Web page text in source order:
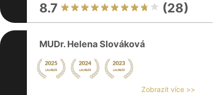
8.7 (28)
MUDr. Helena Slováková
Zobrazit více >>